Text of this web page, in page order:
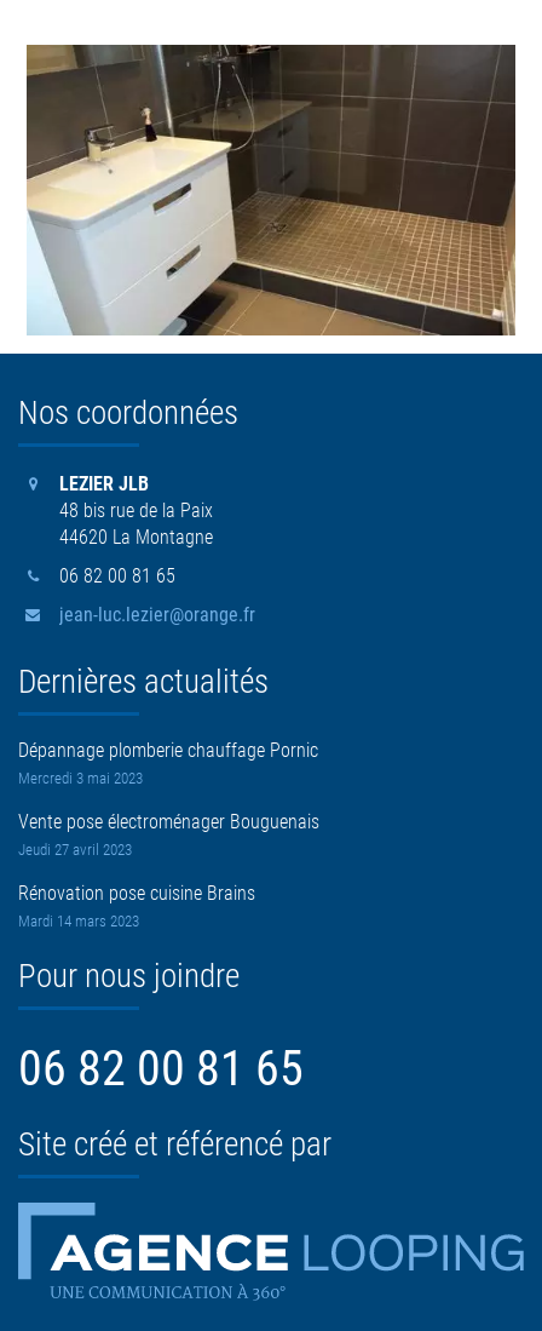
Nos coordonnées
LEZIER JLB
48 bis rue de la Paix
44620 La Montagne
06 82 00 81 65
jean-luc.lezier@orange.fr
Dernières actualités
Dépannage plomberie chauffage Pornic
Mercredi 3 mai 2023
Vente pose électroménager Bouguenais
Jeudi 27 avril 2023
Rénovation pose cuisine Brains
Mardi 14 mars 2023
Pour nous joindre
06 82 00 81 65
Site créé et référencé par